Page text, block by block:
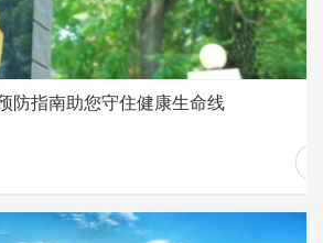
防指南助您守住健康生命线